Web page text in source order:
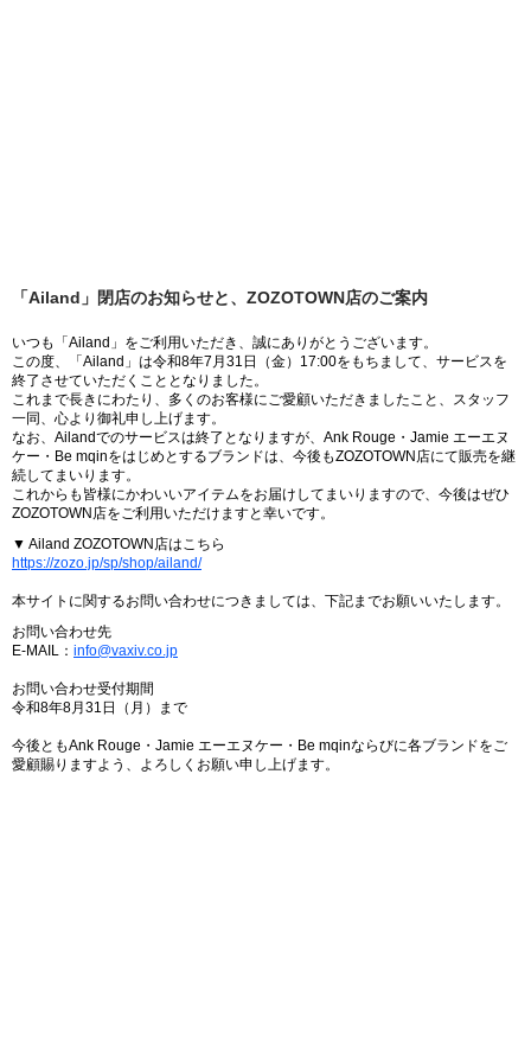
「Ailand」閉店のお知らせと、ZOZOTOWN店のご案内
いつも「Ailand」をご利用いただき、誠にありがとうございます。
この度、「Ailand」は令和8年7月31日（金）17:00をもちまして、サービスを
終了させていただくこととなりました。
これまで長きにわたり、多くのお客様にご愛顧いただきましたこと、スタッフ
一同、心より御礼申し上げます。
なお、Ailandでのサービスは終了となりますが、Ank Rouge・Jamie エーエヌ
ケー・Be mqinをはじめとするブランドは、今後もZOZOTOWN店にて販売を継
続してまいります。
これからも皆様にかわいいアイテムをお届けしてまいりますので、今後はぜひ
ZOZOTOWN店をご利用いただけますと幸いです。
▼ Ailand ZOZOTOWN店はこちら
https://zozo.jp/sp/shop/ailand/
本サイトに関するお問い合わせにつきましては、下記までお願いいたします。
お問い合わせ先
E-MAIL： info@vaxiv.co.jp
お問い合わせ受付期間
令和8年8月31日（月）まで
今後ともAnk Rouge・Jamie エーエヌケー・Be mqinならびに各ブランドをご
愛顧賜りますよう、よろしくお願い申し上げます。